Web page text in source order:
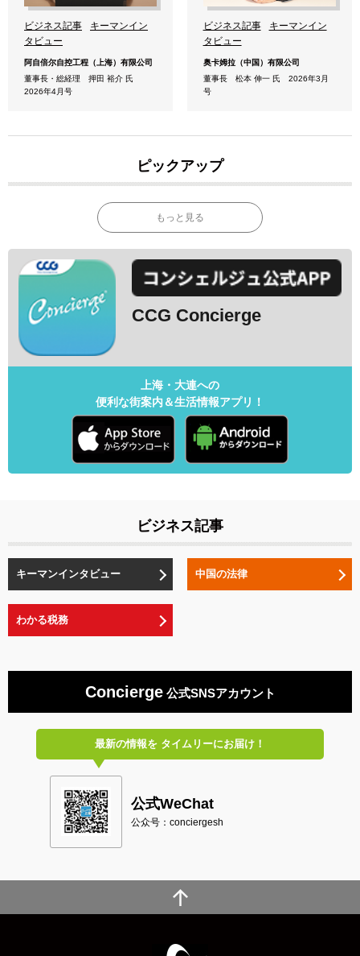
ビジネス記事
キーマンイン
タビュー
阿自倍尔自控工程（上海）有限公司
董事長・総経理 押田 裕介 氏
2026年4月号
ビジネス記事
キーマンイン
タビュー
奥卡姆拉（中国）有限公司
董事長 松本 伸一 氏 2026年3月
号
ピックアップ
もっと見る
CCG Concierge
上海・大連への
便利な街案内＆生活情報アプリ！
ビジネス記事
キーマンインタビュー 中国の法律
わかる税務
Concierge公式SNSアカウント
最新の情報をタイムリーにお届け！
公式WeChat
公众号：conciergesh